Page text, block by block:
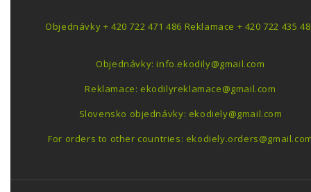
Objednávky + 420 722 471 486 Reklamace + 420 722 435
Objednávky: info.ekodily@gmail.com
Reklamace: ekodilyreklamace@gmail.com
Slovensko objednávky: ekodiely@gmail.com
For orders to other countries: